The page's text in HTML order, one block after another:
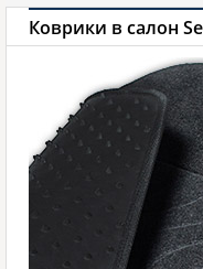
Коврики в салон